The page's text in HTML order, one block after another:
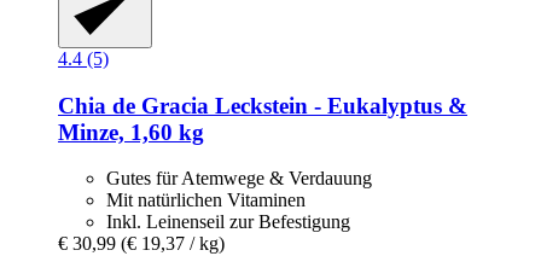
4.4 (5)
Chia de Gracia Leckstein -​ Eukalyptus &
Minze, 1,60 kg
Gutes für Atemwege & Verdauung
Mit natürlichen Vitaminen
Inkl. Leinenseil zur Befestigung
€ 30,99 (€ 19,37 / kg)